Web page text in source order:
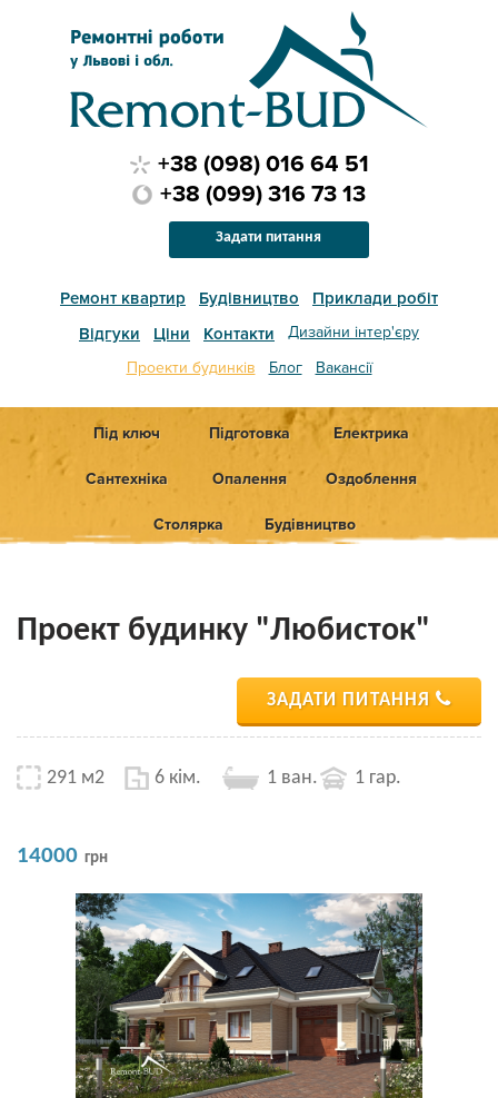
Ремонт квартир Будівництво
Приклади робіт
Відгуки
Ціни Контакти
Дизайни інтер'єру
Проекти будинків
Блог Вакансії
+38 (098) 016 64 51
+38 (099) 316 73 13
Задати питання
Під ключ Підготовка Електрика
Сантехніка Опалення Оздоблення
Столярка Будівництво
Проект будинку "Любисток"
ЗАДАТИ ПИТАННЯ
291 м2 6 кім. 1 ван. 1 гар.
14000 грн